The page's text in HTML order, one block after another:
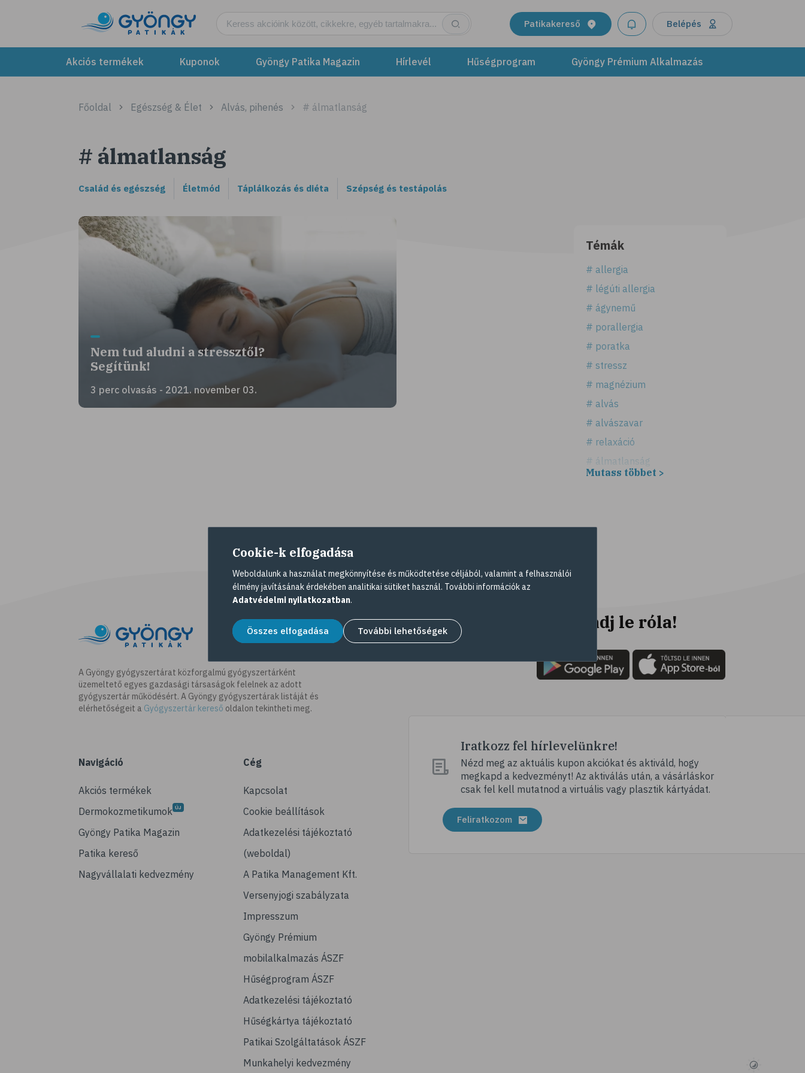
Patikakereső Belépés
Akciós termékek Kuponok Gyöngy Patika Magazin Hírlevél Hűségprogram Gyöngy Prémium Alkalmazás
Főoldal Egészség & Élet Alvás, pihenés # álmatlanság
# álmatlanság
Család és egészség Életmód Táplálkozás és diéta Szépség és testápolás
Nem tud aludni a stressztől?
Segítünk!
3 perc olvasás - 2021. november 03.
Témák
# allergia
# légúti allergia
# ágynemű
# porallergia
# poratka
# stressz
# magnézium
# alvás
# alvászavar
# relaxáció
# álmatlanság
Mutass többet >
A Gyöngy gyógyszertárat közforgalmú gyógyszertárként
üzemeltető egyes gazdasági társaságok felelnek az adott
gyógyszertár működésért. A Gyöngy gyógyszertárak listáját és
elérhetőségeit a Gyógyszertár kereső oldalon tekintheti meg.
Navigáció
Akciós termékek
Dermokozmetikumok
Gyöngy Patika Magazin
Patika kereső
Nagyvállalati kedvezmény
Cég
Kapcsolat
Cookie beállítások
Adatkezelési tájékoztató
(weboldal)
A Patika Management Kft.
Versenyjogi szabályzata
Impresszum
Gyöngy Prémium
mobilalkalmazás ÁSZF
Hűségprogram ÁSZF
Adatkezelési tájékoztató
Hűségkártya tájékoztató
Patikai Szolgáltatások ÁSZF
Munkahelyi kedvezmény
Ne maradj le róla!
Iratkozz fel hírlevelünkre!
Nézd meg az aktuális kupon akciókat és aktiváld, hogy
megkapd a kedvezményt! Az aktiválás után, a vásárláskor
csak fel kell mutatnod a virtuális vagy plasztik kártyádat.
Feliratkozom
Cookie-k elfogadása
Weboldalunk a használat megkönnyítése és működtetése céljából, valamint a felhasználói
élmény javításának érdekében analitikai sütiket használ. További információk az
Adatvédelmi nyilatkozatban.
Összes elfogadása További lehetőségek